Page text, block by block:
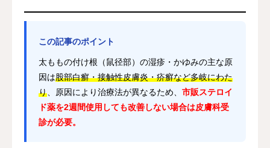
この記事のポイント
太ももの付け根（鼠径部）の湿疹・かゆみの主な原
因は股部白癬・接触性皮膚炎・疥癬など多岐にわた
り 、原因により治療法が異なるため、 市販ステロイ
ド薬を2週間使用しても改善しない場合は皮膚科受
診が必要。